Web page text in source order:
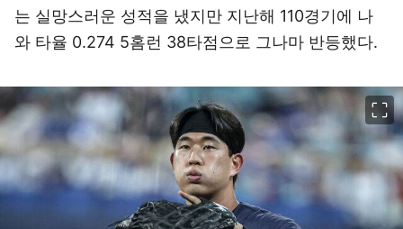
는 실망스러운 성적을 냈지만 지난해 110경기에 나
와 타율 0.274 5홈런 38타점으로 그나마 반등했다.